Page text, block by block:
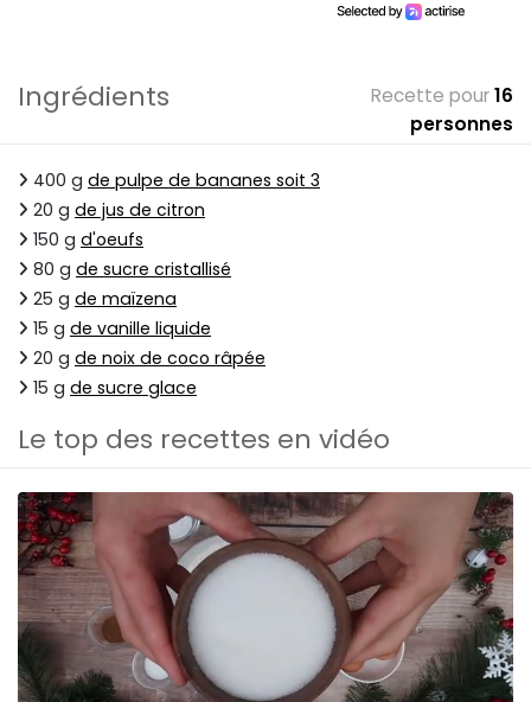
Ingrédients Recette pour16
personnes
400 g de pulpe de bananes soit 3
20 g de jus de citron
150 g d'oeufs
80 g de sucre cristallisé
25 g de maïzena
15 g de vanille liquide
20 g de noix de coco râpée
15 g de sucre glace
Le top des recettes en vidéo